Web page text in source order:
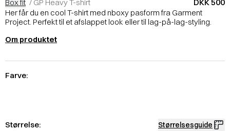
Box fit / GP Heavy T-shirt DKK 500
Her får du en cool T-shirt med nboxy pasform fra Garment
Project. Perfekt til et afslappet look eller til lag-på-lag-styling.
Om produktet
Farve:
Størrelse: Størrelsesguide